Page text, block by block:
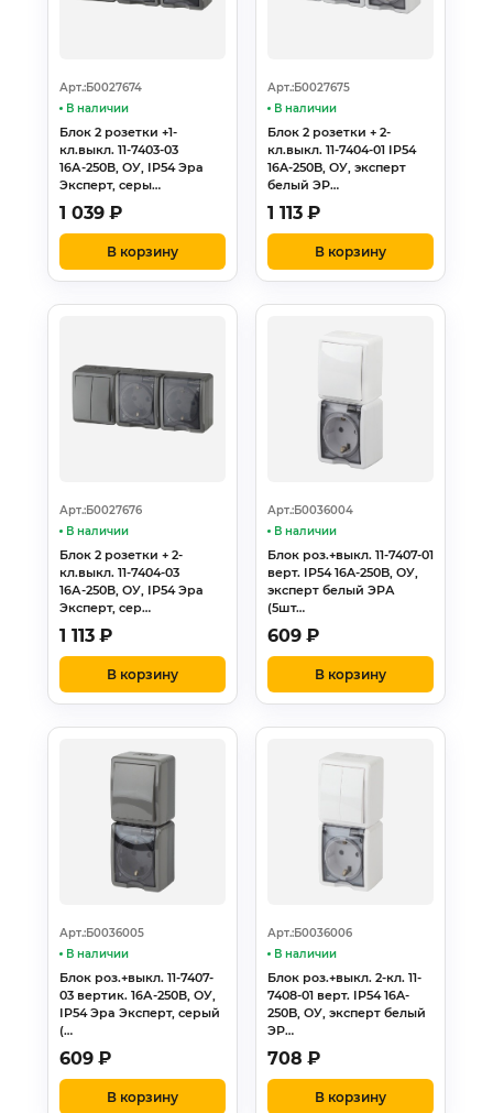
Арт.:Б0027674
В наличии
Блок 2 розетки +1-
кл.выкл. 11-7403-03
16А-250В, ОУ, IP54 Эра
Эксперт, серы…
1 039 ₽
В корзину
Арт.:Б0027675
В наличии
Блок 2 розетки + 2-
кл.выкл. 11-7404-01 IP54
16A-250B, ОУ, эксперт
белый ЭР…
1 113 ₽
В корзину
Арт.:Б0027676
В наличии
Блок 2 розетки + 2-
кл.выкл. 11-7404-03
16А-250В, ОУ, IP54 Эра
Эксперт, сер…
1 113 ₽
В корзину
Арт.:Б0036004
В наличии
Блок роз.+выкл. 11-7407-01
верт. IP54 16A-250B, ОУ,
эксперт белый ЭРА
(5шт…
609 ₽
В корзину
Арт.:Б0036005
В наличии
Блок роз.+выкл. 11-7407-
03 вертик. 16А-250В, ОУ,
IP54 Эра Эксперт, серый
(…
609 ₽
В корзину
Арт.:Б0036006
В наличии
Блок роз.+выкл. 2-кл. 11-
7408-01 верт. IP54 16A-
250B, ОУ, эксперт белый
ЭР…
708 ₽
В корзину